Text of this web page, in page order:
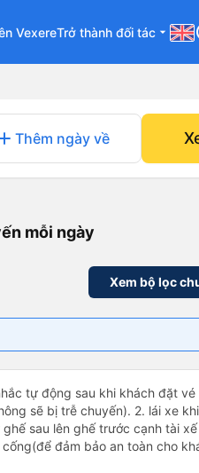
VexereTrở thành đối tác arrow_drop_down
Thêm ngày về
mỗi ngày
Xem bộ lọc
tự động sau khi khách đặt vé
trễ chuyến). 2. lái xe khi dừng
sau lên ghế trước cạnh tài
đảm bảo an toàn cho
sắt chữ nhật dạng ô lưới, cửa